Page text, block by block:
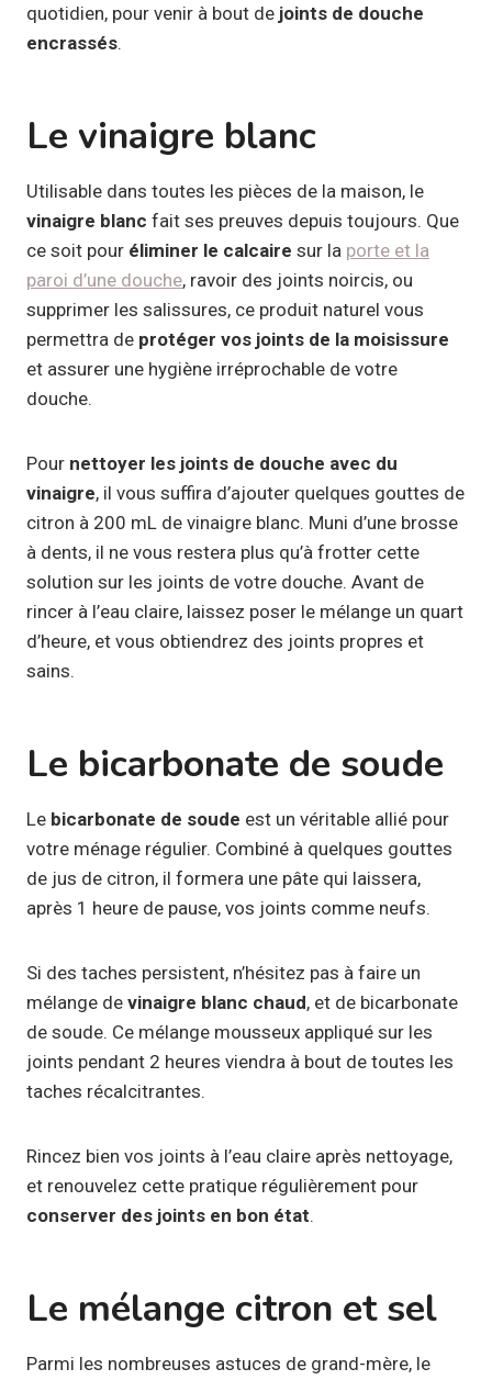
quotidien, pour venir à bout de joints de douche
encrassés.
Le vinaigre blanc
Utilisable dans toutes les pièces de la maison, le
vinaigre blanc fait ses preuves depuis toujours. Que
ce soit pour éliminer le calcaire sur la porte et la
paroi d’une douche, ravoir des joints noircis, ou
supprimer les salissures, ce produit naturel vous
permettra de protéger vos joints de la moisissure
et assurer une hygiène irréprochable de votre
douche.
Pour nettoyer les joints de douche avec du
vinaigre, il vous suffira d’ajouter quelques gouttes de
citron à 200 mL de vinaigre blanc. Muni d’une brosse
à dents, il ne vous restera plus qu’à frotter cette
solution sur les joints de votre douche. Avant de
rincer à l’eau claire, laissez poser le mélange un quart
d’heure, et vous obtiendrez des joints propres et
sains.
Le bicarbonate de soude
Le bicarbonate de soude est un véritable allié pour
votre ménage régulier. Combiné à quelques gouttes
de jus de citron, il formera une pâte qui laissera,
après 1 heure de pause, vos joints comme neufs.
Si des taches persistent, n’hésitez pas à faire un
mélange de vinaigre blanc chaud, et de bicarbonate
de soude. Ce mélange mousseux appliqué sur les
joints pendant 2 heures viendra à bout de toutes les
taches récalcitrantes.
Rincez bien vos joints à l’eau claire après nettoyage,
et renouvelez cette pratique régulièrement pour
conserver des joints en bon état.
Le mélange citron et sel
Parmi les nombreuses astuces de grand-mère, le